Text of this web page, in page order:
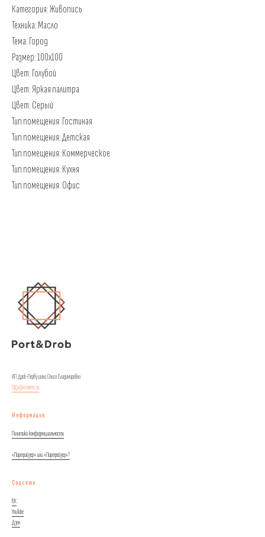
Категория: Живопись
Техника: Масло
Тема: Город
Размер: 100х100
Цвет: Голубой
Цвет: Яркая палитра
Цвет: Серый
Тип помещения: Гостиная
Тип помещения: Детская
Тип помещения: Коммерческое
Тип помещения: Кухня
Тип помещения: Офис
ИП Дроб-Первушина Ольга Владимировна
Olga@4rooms.ru
Информация
Политика конфиденциальности
«Портрайзер» или «Портрейзер»?
Соцсети
ВК
YouTube
Дзен